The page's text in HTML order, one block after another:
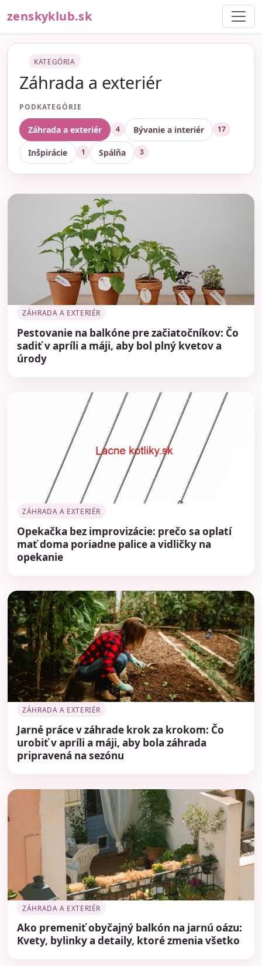
zenskyklub.sk
KATEGÓRIA
Záhrada a exteriér
PODKATEGÓRIE
Záhrada a exteriér 4 Bývanie a interiér 17
Inšpirácie 1 Spálňa 3
ZÁHRADA A EXTERIÉR
Pestovanie na balkóne pre začiatočníkov: Čo
sadiť v apríli a máji, aby bol plný kvetov a
úrody
ZÁHRADA A EXTERIÉR
Opekačka bez improvizácie: prečo sa oplatí
mať doma poriadne palice a vidličky na
opekanie
ZÁHRADA A EXTERIÉR
Jarné práce v záhrade krok za krokom: Čo
urobiť v apríli a máji, aby bola záhrada
pripravená na sezónu
ZÁHRADA A EXTERIÉR
Ako premeniť obyčajný balkón na jarnú oázu:
Kvety, bylinky a detaily, ktoré zmenia všetko